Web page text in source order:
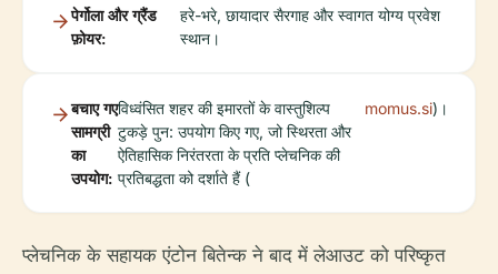
पेर्गोला और ग्रैंड
फ़ोयर:
हरे-भरे, छायादार सैरगाह और स्वागत योग्य प्रवेश
स्थान।
बचाए गए
सामग्री
का
उपयोग:
विध्वंसित शहर की इमारतों के वास्तुशिल्प
टुकड़े पुन: उपयोग किए गए, जो स्थिरता और
ऐतिहासिक निरंतरता के प्रति प्लेचनिक की
प्रतिबद्धता को दर्शाते हैं (
momus.si)।
प्लेचनिक के सहायक एंटोन बितेन्क ने बाद में लेआउट को परिष्कृत